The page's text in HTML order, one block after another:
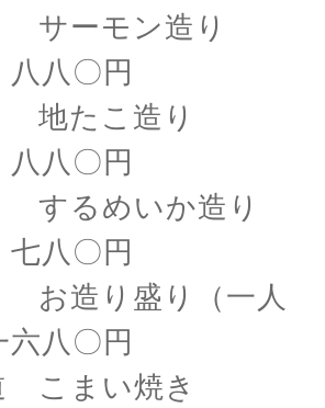
モン造り
円
地たこ造り
円
るめいか造り
円
り盛り（一人
八〇円
こまい焼き